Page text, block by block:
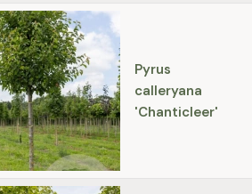
Pyrus
calleryana
'Chanticleer'